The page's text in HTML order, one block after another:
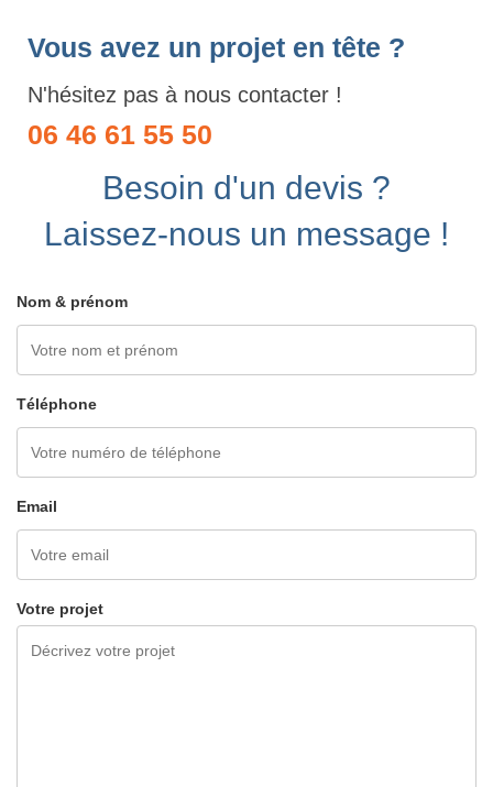
Vous avez un projet en tête ?
N'hésitez pas à nous contacter !
06 46 61 55 50
Besoin d'un devis ?
Laissez-nous un message !
Nom & prénom
Téléphone
Email
Votre projet